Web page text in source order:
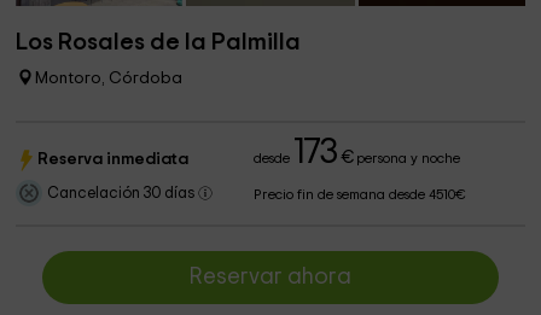
Los Rosales de la Palmilla
Montoro, Córdoba
Reserva inmediata desde 173 €persona y noche
Cancelación 30 días Precio fin de semana desde 4510€
Reservar ahora